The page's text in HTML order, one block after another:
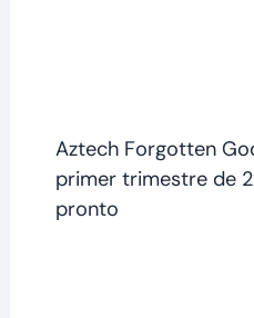
Aztech Forgotten
primer trimestre de
pronto